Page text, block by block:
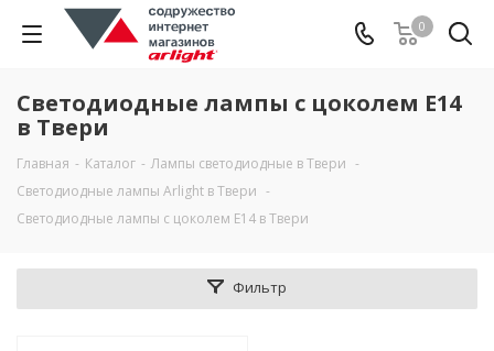
0
Светодиодные лампы с цоколем Е14
в Твери
Главная - Каталог - Лампы светодиодные в Твери -
Светодиодные лампы Arlight в Твери -
Светодиодные лампы с цоколем Е14 в Твери
Фильтр